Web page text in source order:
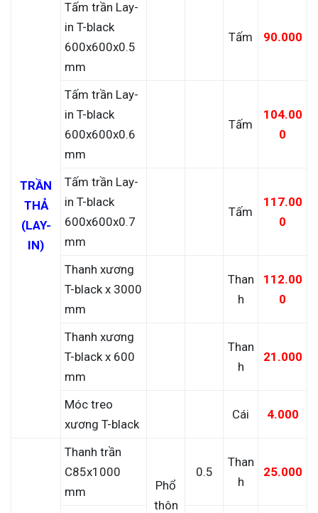
TRẦN
THẢ
(LAY-
IN)
Tấm trần Lay-
in T-black
600x600x0.5
mm
Tấm 90.000
Tấm trần Lay-
in T-black
600x600x0.6
mm
Tấm
104.00
0
Tấm trần Lay-
in T-black
600x600x0.7
mm
Tấm
117.00
0
Thanh xương
T-black x 3000
mm
Than
h
112.00
0
Thanh xương
T-black x 600
mm
Than
h
21.000
Móc treo
xương T-black
Cái 4.000
Thanh trần
C85x1000
mm
Phổ
thôn
0.5
Than
h
25.000